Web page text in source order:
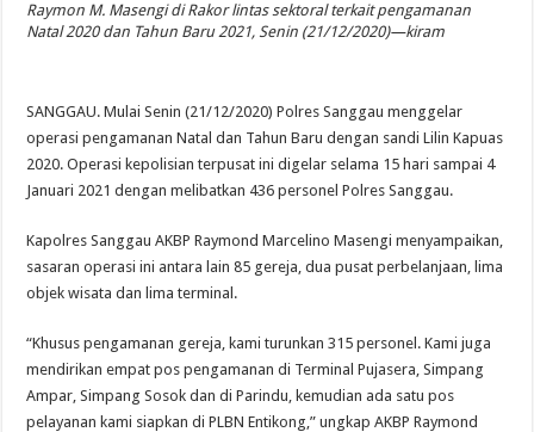
Raymon M. Masengi di Rakor lintas sektoral terkait pengamanan
Natal 2020 dan Tahun Baru 2021, Senin (21/12/2020)—kiram
SANGGAU. Mulai Senin (21/12/2020) Polres Sanggau menggelar
operasi pengamanan Natal dan Tahun Baru dengan sandi Lilin Kapuas
2020. Operasi kepolisian terpusat ini digelar selama 15 hari sampai 4
Januari 2021 dengan melibatkan 436 personel Polres Sanggau.
Kapolres Sanggau AKBP Raymond Marcelino Masengi menyampaikan,
sasaran operasi ini antara lain 85 gereja, dua pusat perbelanjaan, lima
objek wisata dan lima terminal.
“Khusus pengamanan gereja, kami turunkan 315 personel. Kami juga
mendirikan empat pos pengamanan di Terminal Pujasera, Simpang
Ampar, Simpang Sosok dan di Parindu, kemudian ada satu pos
pelayanan kami siapkan di PLBN Entikong,” ungkap AKBP Raymond